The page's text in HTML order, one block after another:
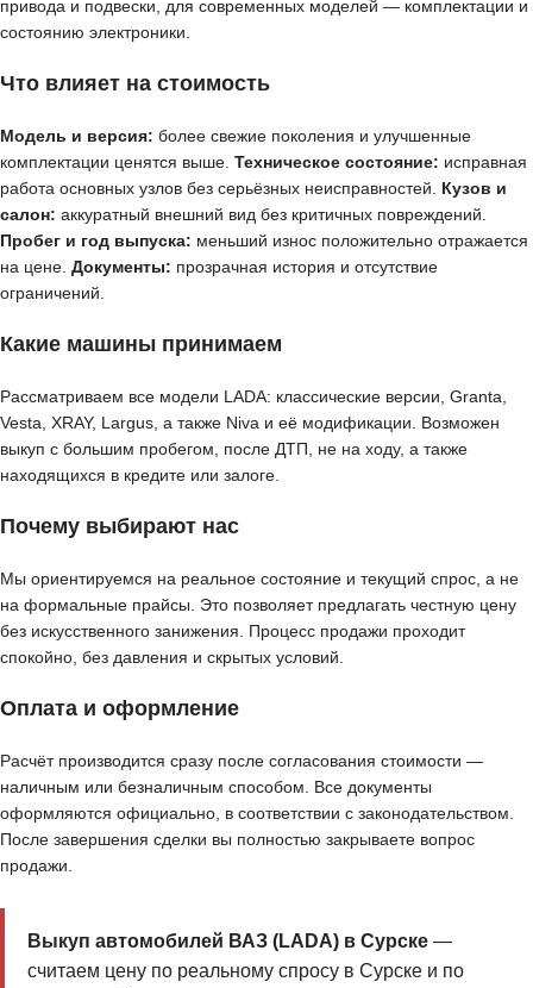
привода и подвески, для современных моделей — комплектации и
состоянию электроники.
Что влияет на стоимость
Модель и версия: более свежие поколения и улучшенные
комплектации ценятся выше. Техническое состояние: исправная
работа основных узлов без серьёзных неисправностей. Кузов и
салон: аккуратный внешний вид без критичных повреждений.
Пробег и год выпуска: меньший износ положительно отражается
на цене. Документы: прозрачная история и отсутствие
ограничений.
Какие машины принимаем
Рассматриваем все модели LADA: классические версии, Granta,
Vesta, XRAY, Largus, а также Niva и её модификации. Возможен
выкуп с большим пробегом, после ДТП, не на ходу, а также
находящихся в кредите или залоге.
Почему выбирают нас
Мы ориентируемся на реальное состояние и текущий спрос, а не
на формальные прайсы. Это позволяет предлагать честную цену
без искусственного занижения. Процесс продажи проходит
спокойно, без давления и скрытых условий.
Оплата и оформление
Расчёт производится сразу после согласования стоимости —
наличным или безналичным способом. Все документы
оформляются официально, в соответствии с законодательством.
После завершения сделки вы полностью закрываете вопрос
продажи.
Выкуп автомобилей ВАЗ (LADA) в Сурске—
считаем цену по реальному спросу в Сурске и по